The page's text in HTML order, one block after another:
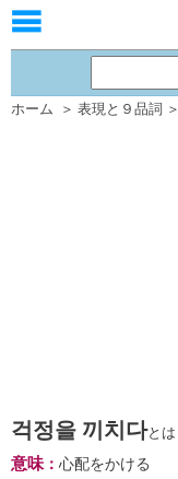
ホーム ＞ 表現と９品詞 ＞
걱정을 끼치다とは
意味： 心配をかける